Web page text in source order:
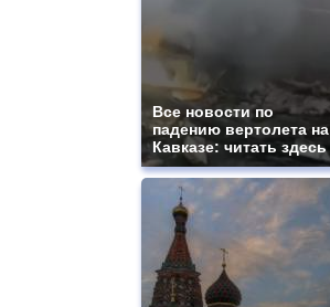
Все новости по
падению вертолета на
Кавказе: читать здесь